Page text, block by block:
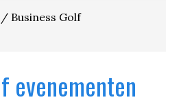
/ Business Golf
evenementen